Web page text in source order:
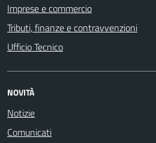
Imprese e commercio
Tributi, finanze e contravvenzioni
Ufficio Tecnico
NOVITÀ
Notizie
Comunicati